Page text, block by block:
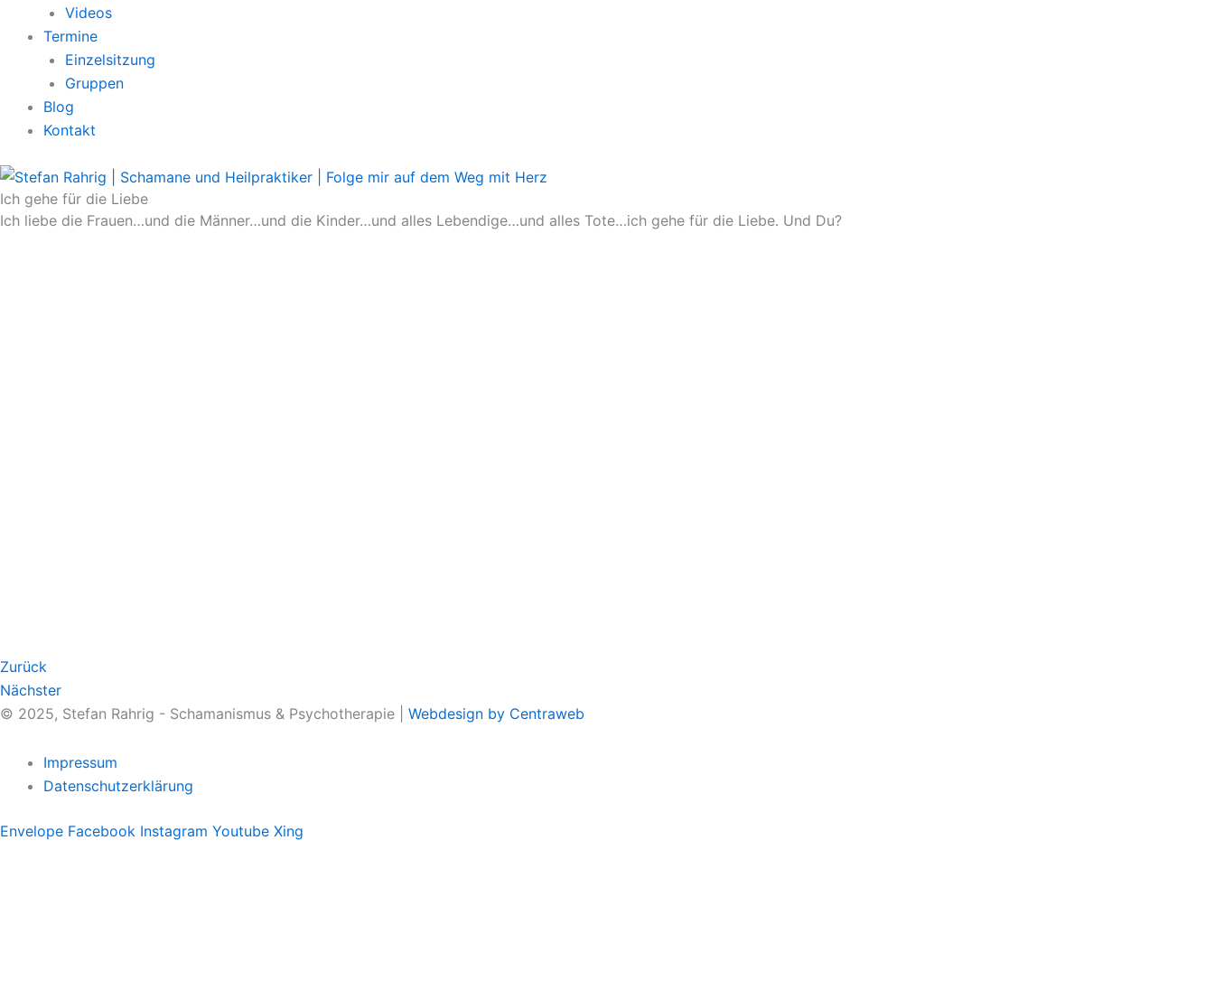
Videos
Termine
Einzelsitzung
Gruppen
Blog
Kontakt
Ich gehe für die Liebe
Ich liebe die Frauen…und die Männer…und die Kinder…und alles Lebendige…und alles Tote…ich gehe für die Liebe. Und Du?
Zurück
Nächster
© 2025, Stefan Rahrig - Schamanismus & Psychotherapie | Webdesign by Centraweb
Impressum
Datenschutzerklärung
Envelope Facebook Instagram Youtube Xing